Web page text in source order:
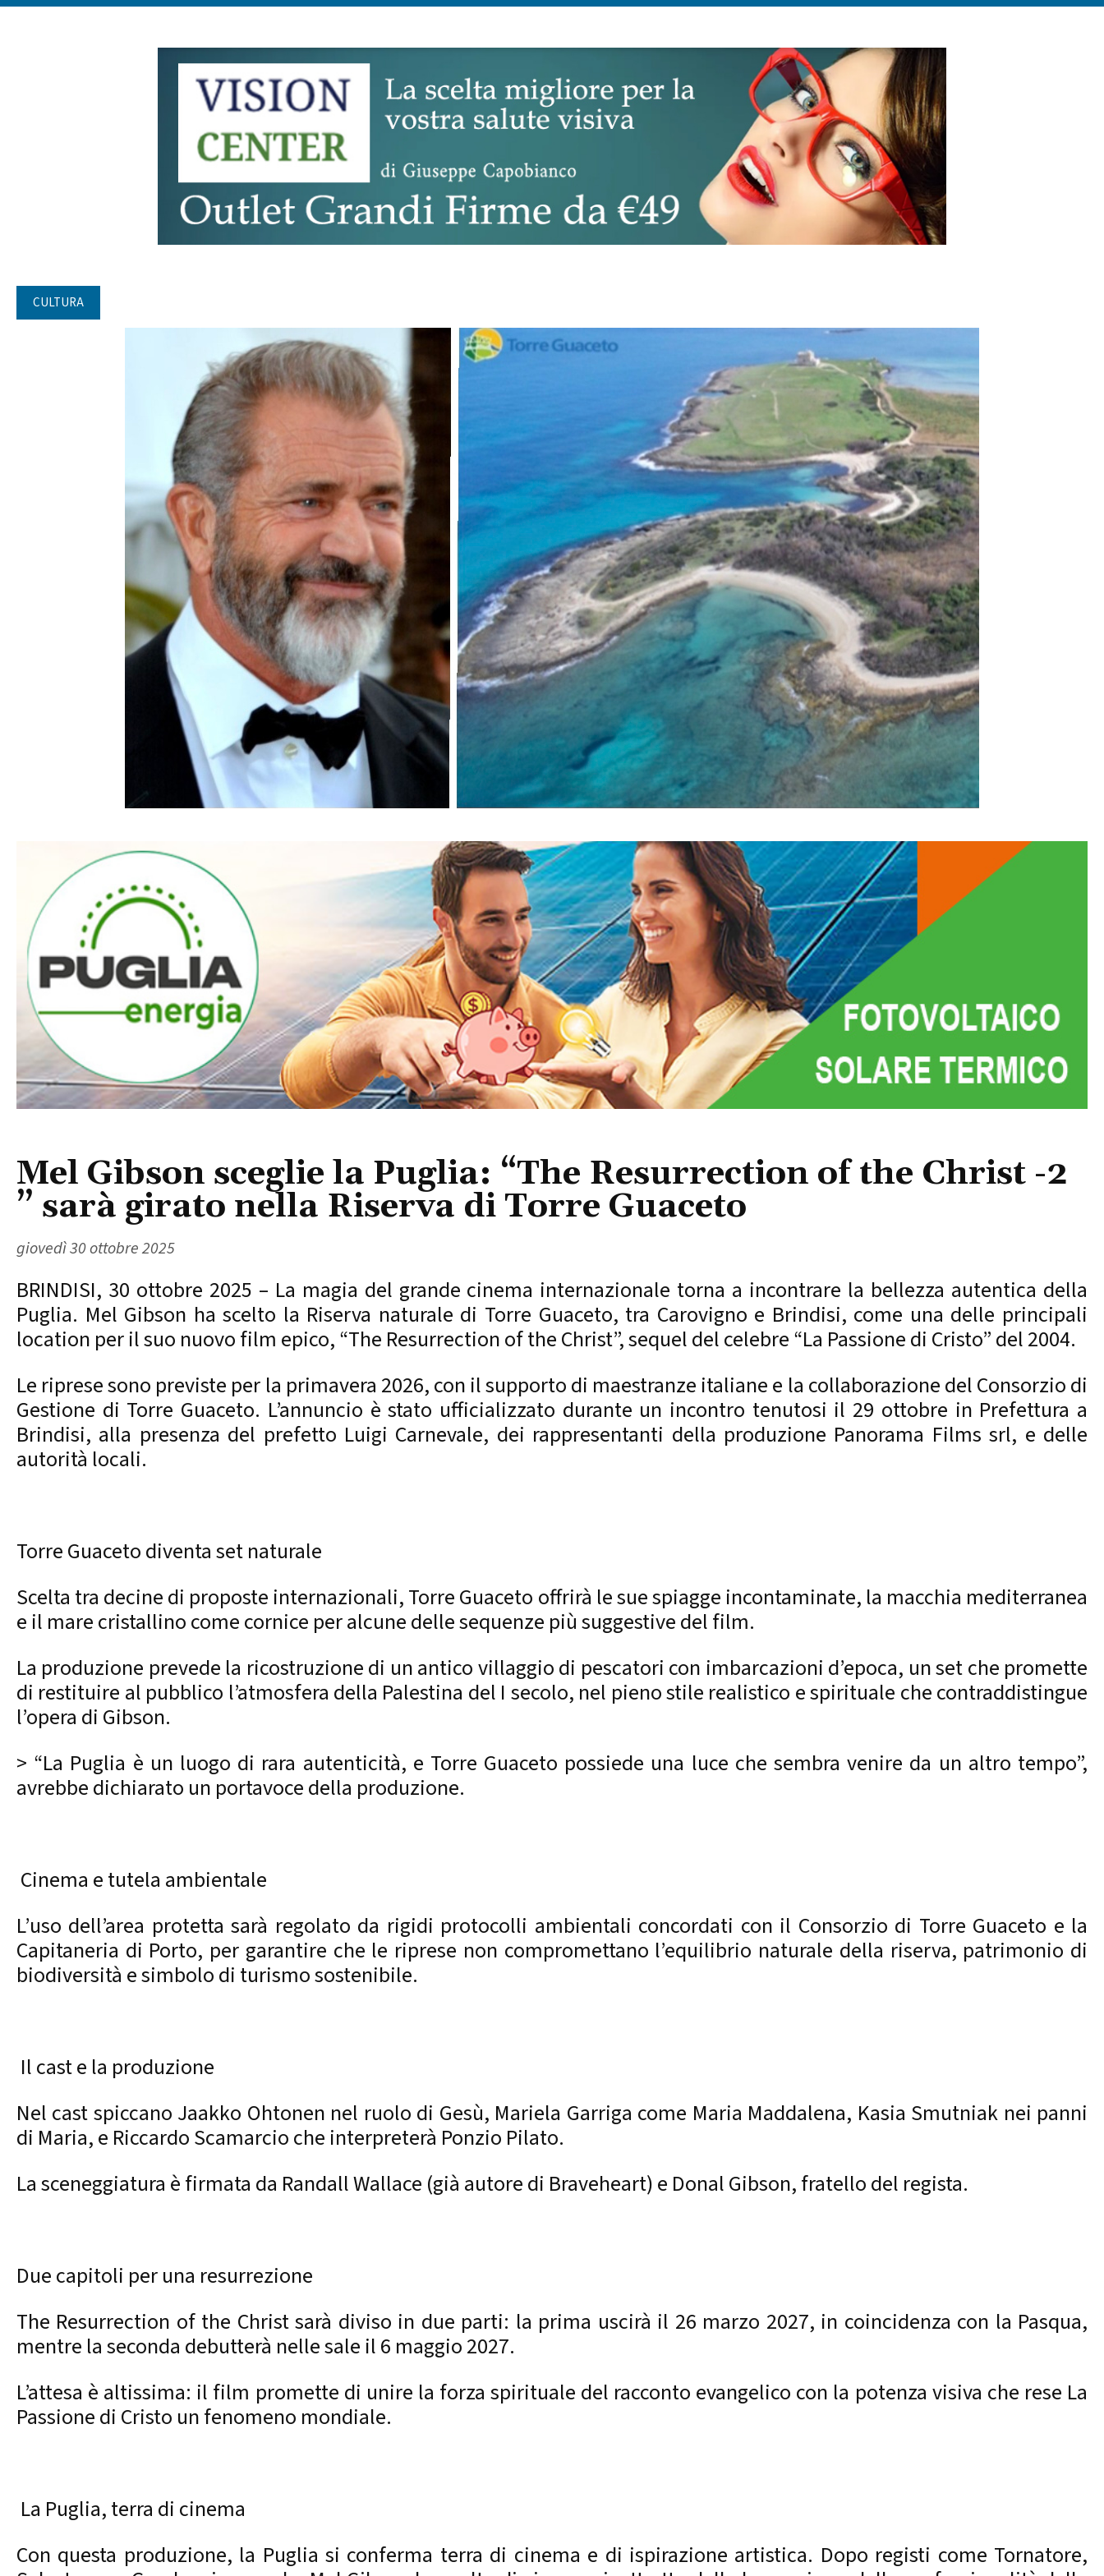
CULTURA
Mel Gibson sceglie la Puglia: “The Resurrection of the Christ -2
” sarà girato nella Riserva di Torre Guaceto
giovedì 30 ottobre 2025
BRINDISI, 30 ottobre 2025 – La magia del grande cinema internazionale torna a incontrare la bellezza autentica della
Puglia. Mel Gibson ha scelto la Riserva naturale di Torre Guaceto, tra Carovigno e Brindisi, come una delle principali
location per il suo nuovo film epico, “The Resurrection of the Christ”, sequel del celebre “La Passione di Cristo” del 2004.
Le riprese sono previste per la primavera 2026, con il supporto di maestranze italiane e la collaborazione del Consorzio di
Gestione di Torre Guaceto. L’annuncio è stato ufficializzato durante un incontro tenutosi il 29 ottobre in Prefettura a
Brindisi, alla presenza del prefetto Luigi Carnevale, dei rappresentanti della produzione Panorama Films srl, e delle
autorità locali.
Torre Guaceto diventa set naturale
Scelta tra decine di proposte internazionali, Torre Guaceto offrirà le sue spiagge incontaminate, la macchia mediterranea
e il mare cristallino come cornice per alcune delle sequenze più suggestive del film.
La produzione prevede la ricostruzione di un antico villaggio di pescatori con imbarcazioni d’epoca, un set che promette
di restituire al pubblico l’atmosfera della Palestina del I secolo, nel pieno stile realistico e spirituale che contraddistingue
l’opera di Gibson.
> “La Puglia è un luogo di rara autenticità, e Torre Guaceto possiede una luce che sembra venire da un altro tempo”,
avrebbe dichiarato un portavoce della produzione.
Cinema e tutela ambientale
L’uso dell’area protetta sarà regolato da rigidi protocolli ambientali concordati con il Consorzio di Torre Guaceto e la
Capitaneria di Porto, per garantire che le riprese non compromettano l’equilibrio naturale della riserva, patrimonio di
biodiversità e simbolo di turismo sostenibile.
Il cast e la produzione
Nel cast spiccano Jaakko Ohtonen nel ruolo di Gesù, Mariela Garriga come Maria Maddalena, Kasia Smutniak nei panni
di Maria, e Riccardo Scamarcio che interpreterà Ponzio Pilato.
La sceneggiatura è firmata da Randall Wallace (già autore di Braveheart) e Donal Gibson, fratello del regista.
Due capitoli per una resurrezione
The Resurrection of the Christ sarà diviso in due parti: la prima uscirà il 26 marzo 2027, in coincidenza con la Pasqua,
mentre la seconda debutterà nelle sale il 6 maggio 2027.
L’attesa è altissima: il film promette di unire la forza spirituale del racconto evangelico con la potenza visiva che rese La
Passione di Cristo un fenomeno mondiale.
La Puglia, terra di cinema
Con questa produzione, la Puglia si conferma terra di cinema e di ispirazione artistica. Dopo registi come Tornatore,